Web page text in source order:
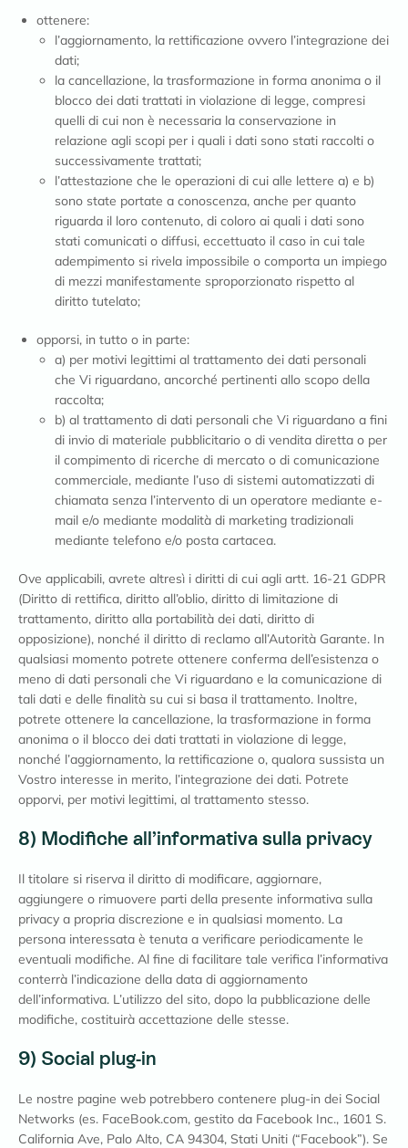
ottenere:
l’aggiornamento, la rettificazione ovvero l’integrazione dei
dati;
la cancellazione, la trasformazione in forma anonima o il
blocco dei dati trattati in violazione di legge, compresi
quelli di cui non è necessaria la conservazione in
relazione agli scopi per i quali i dati sono stati raccolti o
successivamente trattati;
l’attestazione che le operazioni di cui alle lettere a) e b)
sono state portate a conoscenza, anche per quanto
riguarda il loro contenuto, di coloro ai quali i dati sono
stati comunicati o diffusi, eccettuato il caso in cui tale
adempimento si rivela impossibile o comporta un impiego
di mezzi manifestamente sproporzionato rispetto al
diritto tutelato;
opporsi, in tutto o in parte:
a) per motivi legittimi al trattamento dei dati personali
che Vi riguardano, ancorché pertinenti allo scopo della
raccolta;
b) al trattamento di dati personali che Vi riguardano a fini
di invio di materiale pubblicitario o di vendita diretta o per
il compimento di ricerche di mercato o di comunicazione
commerciale, mediante l’uso di sistemi automatizzati di
chiamata senza l’intervento di un operatore mediante e-
mail e/o mediante modalità di marketing tradizionali
mediante telefono e/o posta cartacea.
Ove applicabili, avrete altresì i diritti di cui agli artt. 16-21 GDPR
(Diritto di rettifica, diritto all’oblio, diritto di limitazione di
trattamento, diritto alla portabilità dei dati, diritto di
opposizione), nonché il diritto di reclamo all’Autorità Garante. In
qualsiasi momento potrete ottenere conferma dell’esistenza o
meno di dati personali che Vi riguardano e la comunicazione di
tali dati e delle finalità su cui si basa il trattamento. Inoltre,
potrete ottenere la cancellazione, la trasformazione in forma
anonima o il blocco dei dati trattati in violazione di legge,
nonché l’aggiornamento, la rettificazione o, qualora sussista un
Vostro interesse in merito, l’integrazione dei dati. Potrete
opporvi, per motivi legittimi, al trattamento stesso.
8) Modifiche all’informativa sulla privacy
Il titolare si riserva il diritto di modificare, aggiornare,
aggiungere o rimuovere parti della presente informativa sulla
privacy a propria discrezione e in qualsiasi momento. La
persona interessata è tenuta a verificare periodicamente le
eventuali modifiche. Al fine di facilitare tale verifica l’informativa
conterrà l’indicazione della data di aggiornamento
dell’informativa. L’utilizzo del sito, dopo la pubblicazione delle
modifiche, costituirà accettazione delle stesse.
9) Social plug-in
Le nostre pagine web potrebbero contenere plug-in dei Social
Networks (es. FaceBook.com, gestito da Facebook Inc., 1601 S.
California Ave, Palo Alto, CA 94304, Stati Uniti (“Facebook”). Se